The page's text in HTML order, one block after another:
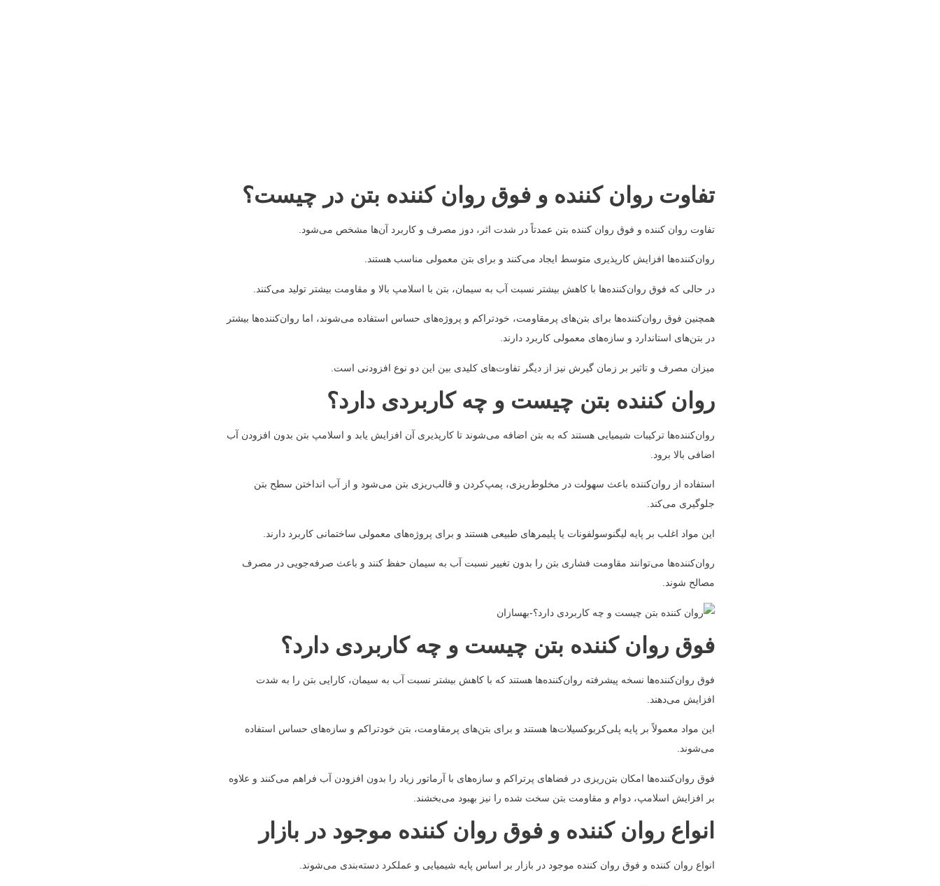
تفاوت روان کننده و فوق روان کننده بتن در چیست؟
تفاوت روان کننده و فوق روان کننده بتن عمدتاً در شدت اثر، دوز مصرف و کاربرد آن‌ها مشخص می‌شود.
روان‌کننده‌ها افزایش کارپذیری متوسط ایجاد می‌کنند و برای بتن معمولی مناسب هستند.
در حالی که فوق روان‌کننده‌ها با کاهش بیشتر نسبت آب به سیمان، بتن با اسلامپ بالا و مقاومت بیشتر تولید می‌کنند.
همچنین فوق روان‌کننده‌ها برای بتن‌های پرمقاومت، خودتراکم و پروژه‌های حساس استفاده می‌شوند، اما روان‌کننده‌ها بیشتر
در بتن‌های استاندارد و سازه‌های معمولی کاربرد دارند.
میزان مصرف و تاثیر بر زمان گیرش نیز از دیگر تفاوت‌های کلیدی بین این دو نوع افزودنی است.
روان کننده بتن چیست و چه کاربردی دارد؟
روان‌کننده‌ها ترکیبات شیمیایی هستند که به بتن اضافه می‌شوند تا کارپذیری آن افزایش یابد و اسلامپ بتن بدون افزودن آب
اضافی بالا برود.
استفاده از روان‌کننده باعث سهولت در مخلوط‌ریزی، پمپ‌کردن و قالب‌ریزی بتن می‌شود و از آب انداختن سطح بتن
جلوگیری می‌کند.
این مواد اغلب بر پایه لیگنوسولفونات یا پلیمرهای طبیعی هستند و برای پروژه‌های معمولی ساختمانی کاربرد دارند.
روان‌کننده‌ها می‌توانند مقاومت فشاری بتن را بدون تغییر نسبت آب به سیمان حفظ کنند و باعث صرفه‌جویی در مصرف
مصالح شوند.
فوق روان کننده بتن چیست و چه کاربردی دارد؟
فوق روان‌کننده‌ها نسخه پیشرفته روان‌کننده‌ها هستند که با کاهش بیشتر نسبت آب به سیمان، کارایی بتن را به شدت
افزایش می‌دهند.
این مواد معمولاً بر پایه پلی‌کربوکسیلات‌ها هستند و برای بتن‌های پرمقاومت، بتن خودتراکم و سازه‌های حساس استفاده
می‌شوند.
فوق روان‌کننده‌ها امکان بتن‌ریزی در فضاهای پرتراکم و سازه‌های با آرماتور زیاد را بدون افزودن آب فراهم می‌کنند و علاوه
بر افزایش اسلامپ، دوام و مقاومت بتن سخت شده را نیز بهبود می‌بخشند.
انواع روان کننده و فوق روان کننده موجود در بازار
انواع روان کننده و فوق روان کننده موجود در بازار بر اساس پایه شیمیایی و عملکرد دسته‌بندی می‌شوند.